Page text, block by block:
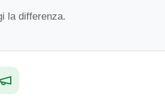
la differenza.